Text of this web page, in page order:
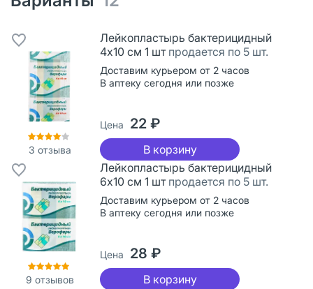
3 отзыва
Лейкопластырь бактерицидный
4х10 см 1 шт продается по 5 шт.
Доставим курьером от 2 часов
В аптеку сегодня или позже
Цена 22 ₽
В корзину
9 отзывов
Лейкопластырь бактерицидный
6х10 см 1 шт продается по 5 шт.
Доставим курьером от 2 часов
В аптеку сегодня или позже
Цена 28 ₽
В корзину